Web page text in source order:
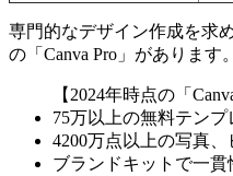
専門的なデザイン作成を求
の「Canva Pro」があります。
【2024年時点の「
75万以上の無料テンプ
4200万点以上の写真
ブランドキットで一